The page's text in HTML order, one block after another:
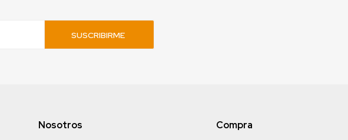
SUSCRIBIRME
Nosotros Compra